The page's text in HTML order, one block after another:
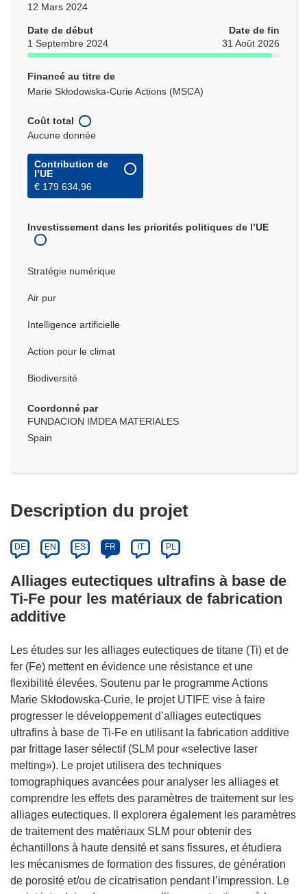
12 Mars 2024
Date de début
1 Septembre 2024
Date de fin
31 Août 2026
Financé au titre de
Marie Skłodowska-Curie Actions (MSCA)
Coût total
Aucune donnée
Contribution de
l’UE
€ 179 634,96
Investissement dans les priorités politiques de l’UE
Stratégie numérique
Air pur
Intelligence artificielle
Action pour le climat
Biodiversité
Coordonné par
FUNDACION IMDEA MATERIALES
Spain
Description du projet
DE EN ES FR IT PL
Alliages eutectiques ultrafins à base de
Ti-Fe pour les matériaux de fabrication
additive
Les études sur les alliages eutectiques de titane (Ti) et de
fer (Fe) mettent en évidence une résistance et une
flexibilité élevées. Soutenu par le programme Actions
Marie Skłodowska-Curie, le projet UTIFE vise à faire
progresser le développement d’alliages eutectiques
ultrafins à base de Ti-Fe en utilisant la fabrication additive
par frittage laser sélectif (SLM pour «selective laser
melting»). Le projet utilisera des techniques
tomographiques avancées pour analyser les alliages et
comprendre les effets des paramètres de traitement sur les
alliages eutectiques. Il explorera également les paramètres
de traitement des matériaux SLM pour obtenir des
échantillons à haute densité et sans fissures, et étudiera
les mécanismes de formation des fissures, de génération
de porosité et/ou de cicatrisation pendant l’impression. Le